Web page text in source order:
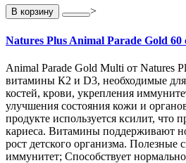
В корзину >
Natures Plus Animal Parade Gold 60
Animal Parade Gold Multi от Natures
витамины К2 и D3, необходимые
костей, крови, укрепления
улучшения состояния кожи и
продукте используется ксилит, что
кариеса. Витамины поддерживают
рост детского организма. Полезные
иммунитет; Способствует